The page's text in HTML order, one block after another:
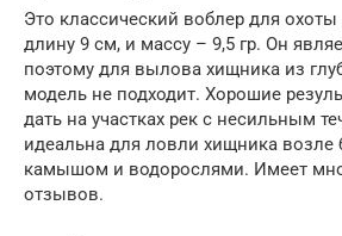
Это классический воблер для
длину 9 см, и массу – 9,5 гр. Он
поэтому для вылова хищника из
модель не подходит. Хорошие
дать на участках рек с несильным
идеальна для ловли хищника возле
камышом и водорослями. Имеет
отзывов.